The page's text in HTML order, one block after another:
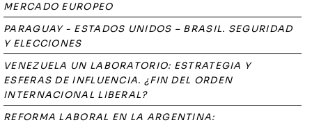
MERCADO EUROPEO
PARAGUAY - ESTADOS UNIDOS – BRASIL. SEGURIDAD
Y ELECCIONES
VENEZUELA UN LABORATORIO: ESTRATEGIA Y
ESFERAS DE INFLUENCIA. ¿FIN DEL ORDEN
INTERNACIONAL LIBERAL?
REFORMA LABORAL EN LA ARGENTINA: